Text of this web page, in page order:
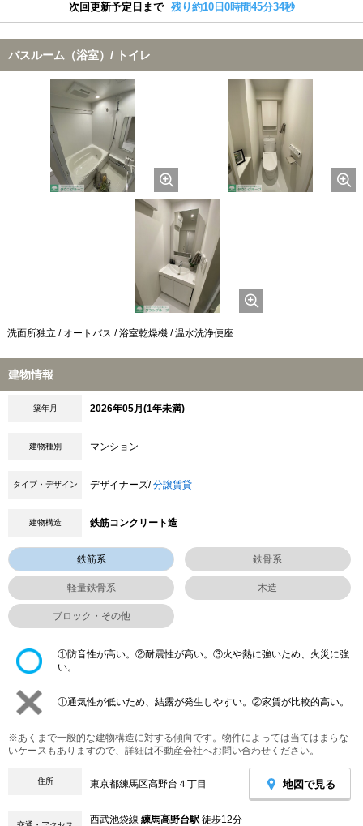
次回更新予定日まで 残り約10日0時間45分34秒
バスルーム（浴室）/ トイレ
洗面所独立 / オートバス / 浴室乾燥機 / 温水洗浄便座
建物情報
築年月 2026年05月(1年未満)
建物種別 マンション
タイプ・デザイン デザイナーズ/分譲賃貸
建物構造 鉄筋コンクリート造
鉄筋系 鉄骨系
軽量鉄骨系 木造
ブロック・その他
①防音性が高い。②耐震性が高い。③火や熱に強いため、火災に強
い。
①通気性が低いため、結露が発生しやすい。②家賃が比較的高い。
※あくまで一般的な建物構造に対する傾向です。物件によっては当てはまらな
いケースもありますので、詳細は不動産会社へお問い合わせください。
住所 東京都練馬区高野台４丁目 地図で見る
西武池袋線 練馬高野台駅 徒歩12分